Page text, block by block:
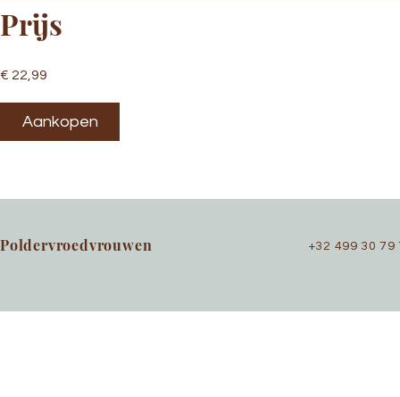
Prijs
€ 22,99
Aankopen
Poldervroedvrouwen +32 499 30